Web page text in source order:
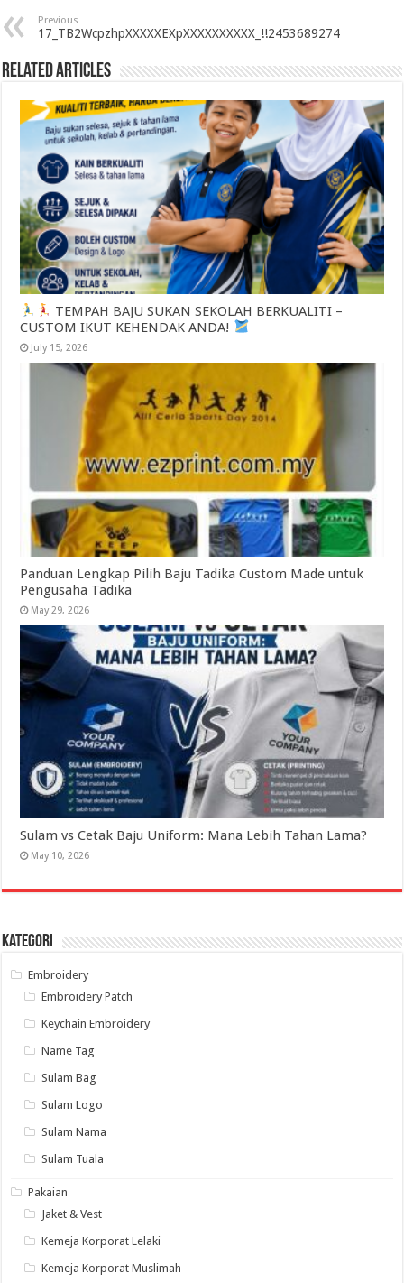
Previous
17_TB2WcpzhpXXXXXEXpXXXXXXXXXX_!!2453689274
Related Articles
TEMPAH BAJU SUKAN SEKOLAH BERKUALITI –
CUSTOM IKUT KEHENDAK ANDA!
July 15, 2026
Panduan Lengkap Pilih Baju Tadika Custom Made untuk
Pengusaha Tadika
May 29, 2026
Sulam vs Cetak Baju Uniform: Mana Lebih Tahan Lama?
May 10, 2026
Kategori
Embroidery
Embroidery Patch
Keychain Embroidery
Name Tag
Sulam Bag
Sulam Logo
Sulam Nama
Sulam Tuala
Pakaian
Jaket & Vest
Kemeja Korporat Lelaki
Kemeja Korporat Muslimah